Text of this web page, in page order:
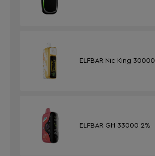
ELFBAR Nic King 30000
ELFBAR GH 33000 2%